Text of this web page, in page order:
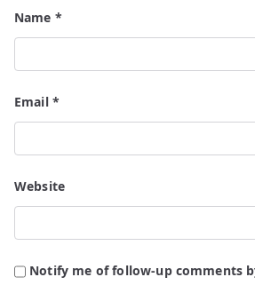
Name *
Email *
Website
Notify me of follow-up comments